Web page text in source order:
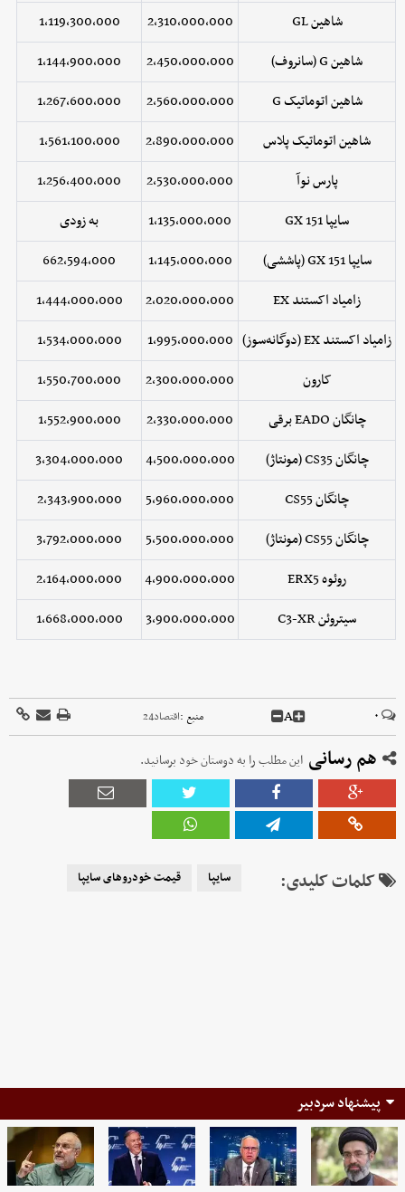
شاهین GL
2,310,000,000
1,119,300,000
شاهین G (سانروف)
2,450,000,000
1,144,900,000
شاهین اتوماتیک G
2,560,000,000
1,267,600,000
شاهین اتوماتیک پلاس
2,890,000,000
1,561,100,000
پارس نوآ
2,530,000,000
1,256,400,000
سایپا 151 GX
1,135,000,000
به زودی
سایپا 151 GX (پاششی)
1,145,000,000
662,594,000
زامیاد اکستند EX
2,020,000,000
1,444,000,000
زامیاد اکستند EX (دوگانه‌سوز)
1,995,000,000
1,534,000,000
کارون
2,300,000,000
1,550,700,000
چانگان EADO برقی
2,330,000,000
1,552,900,000
چانگان CS35 (مونتاژ)
4,500,000,000
3,304,000,000
چانگان CS55
5,960,000,000
2,343,900,000
چانگان CS55 (مونتاژ)
5,500,000,000
3,792,000,000
روئوه ERX5
4,900,000,000
2,164,000,000
سیتروئن C3-XR
3,900,000,000
1,668,000,000
۰ A منبع :اقتصاد24
هم رسانی این مطلب را به دوستان خود برسانید.
کلمات کلیدی: سایپا قیمت خودروهای سایپا
پیشنهاد سردبیر